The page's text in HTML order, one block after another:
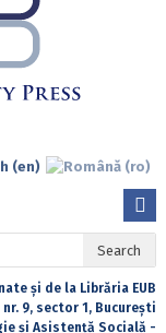
Search
și de la Librăria EUB
9, sector 1, București
și Asistență Socială -